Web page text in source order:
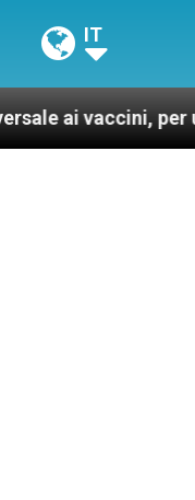
IT
per un mondo